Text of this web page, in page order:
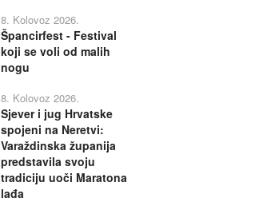
8. Kolovoz 2026.
Špancirfest - Festival
koji se voli od malih
nogu
8. Kolovoz 2026.
Sjever i jug Hrvatske
spojeni na Neretvi:
Varaždinska županija
predstavila svoju
tradiciju uoči Maratona
lađa